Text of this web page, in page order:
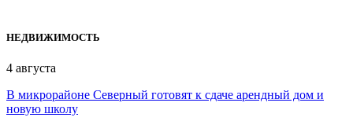
НЕДВИЖИМОСТЬ
4 августа
В микрорайоне Северный готовят к сдаче арендный дом и
новую школу